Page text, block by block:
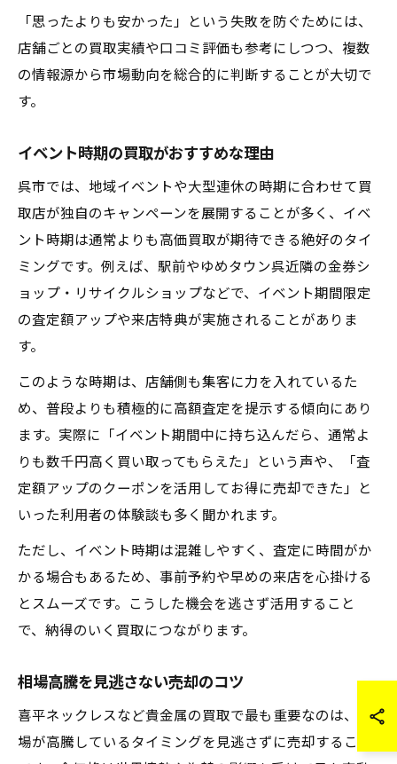
「思ったよりも安かった」という失敗を防ぐためには、
店舗ごとの買取実績や口コミ評価も参考にしつつ、複数
の情報源から市場動向を総合的に判断することが大切で
す。
イベント時期の買取がおすすめな理由
呉市では、地域イベントや大型連休の時期に合わせて買
取店が独自のキャンペーンを展開することが多く、イベ
ント時期は通常よりも高価買取が期待できる絶好のタイ
ミングです。例えば、駅前やゆめタウン呉近隣の金券シ
ョップ・リサイクルショップなどで、イベント期間限定
の査定額アップや来店特典が実施されることがありま
す。
このような時期は、店舗側も集客に力を入れているた
め、普段よりも積極的に高額査定を提示する傾向にあり
ます。実際に「イベント期間中に持ち込んだら、通常よ
りも数千円高く買い取ってもらえた」という声や、「査
定額アップのクーポンを活用してお得に売却できた」と
いった利用者の体験談も多く聞かれます。
ただし、イベント時期は混雑しやすく、査定に時間がか
かる場合もあるため、事前予約や早めの来店を心掛ける
とスムーズです。こうした機会を逃さず活用すること
で、納得のいく買取につながります。
相場高騰を見逃さない売却のコツ
喜平ネックレスなど貴金属の買取で最も重要なのは、相
場が高騰しているタイミングを見逃さずに売却すること